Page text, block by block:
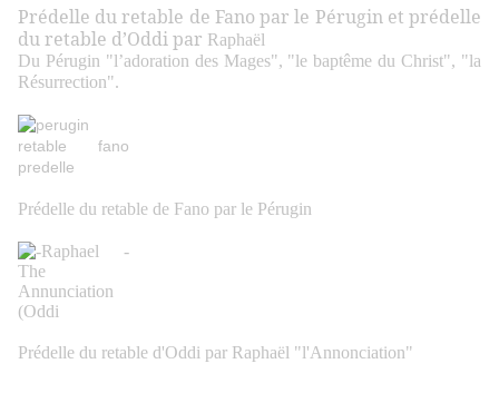
Prédelle du retable de Fano par le Pérugin et prédelle
du retable d’Oddi par Raphaël
Du Pérugin "l’adoration des Mages", "le baptême du Christ", "la
Résurrection".
Prédelle du retable de Fano par le Pérugin
Prédelle du retable d'Oddi par Raphaël "l'Annonciation"